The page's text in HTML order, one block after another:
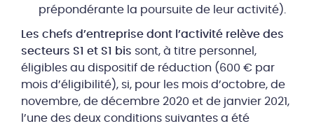
prépondérante la poursuite de leur activité).
Les chefs d’entreprise dont l’activité relève des
secteurs S1 et S1 bis sont, à titre personnel,
éligibles au dispositif de réduction (600 € par
mois d’éligibilité), si, pour les mois d’octobre, de
novembre, de décembre 2020 et de janvier 2021,
l’une des deux conditions suivantes a été